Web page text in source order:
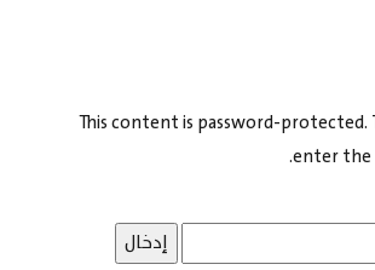
This content is password-protected.
enter the